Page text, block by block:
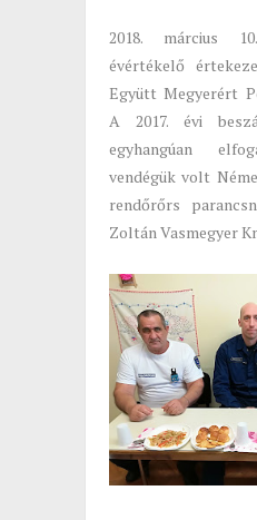
2018. március
évértékelő
Együtt Megyerért
A 2017. évi
egyhangúan
vendégük volt
rendőrőrs
Zoltán Vasmegyer